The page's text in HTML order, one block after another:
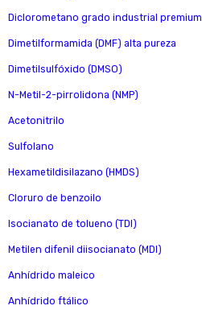
Diclorometano grado industrial premium
Dimetilformamida (DMF) alta pureza
Dimetilsulfóxido (DMSO)
N-Metil-2-pirrolidona (NMP)
Acetonitrilo
Sulfolano
Hexametildisilazano (HMDS)
Cloruro de benzoilo
Isocianato de tolueno (TDI)
Metilen difenil diisocianato (MDI)
Anhídrido maleico
Anhídrido ftálico